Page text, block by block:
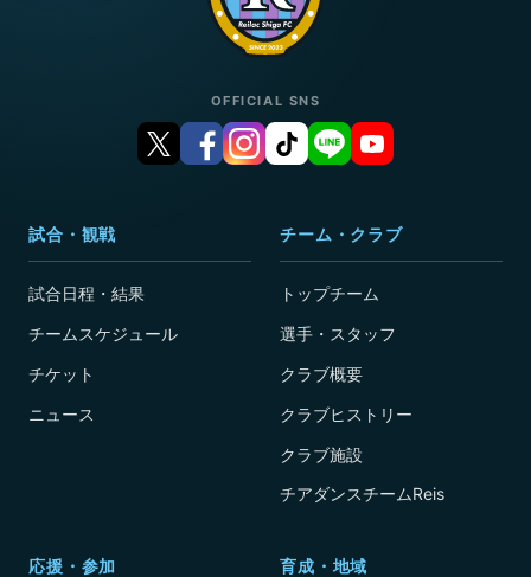
OFFICIAL SNS
試合・観戦
試合日程・結果
チームスケジュール
チケット
ニュース
チーム・クラブ
トップチーム
選手・スタッフ
クラブ概要
クラブヒストリー
クラブ施設
チアダンスチームReis
応援・参加 育成・地域